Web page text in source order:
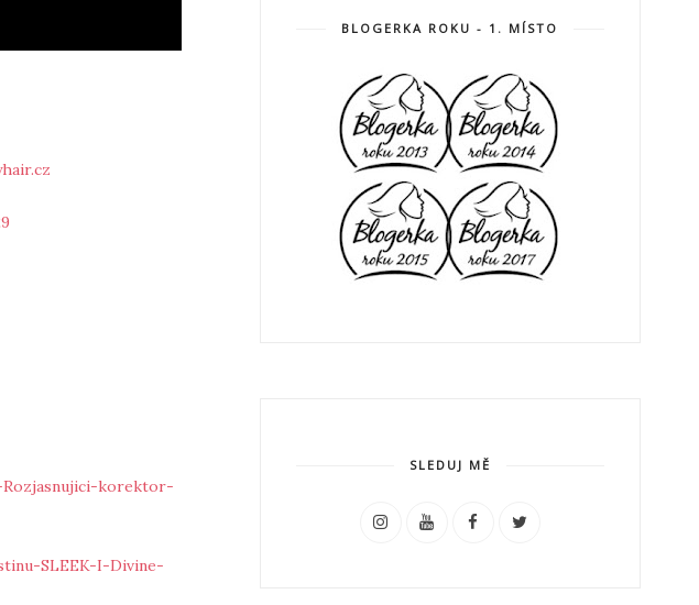
korektor-
SLEEK-I-Divine-
BLOGERKA ROKU - 1. MÍSTO
SLEDUJ MĚ